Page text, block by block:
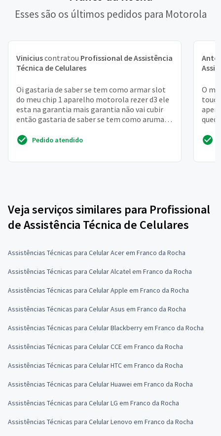
Esses são os últimos pedidos para Motorola
Viniciuscontratou Profissional de Assistência
Técnica de Celulares
Oi gastaria de saber se tem como armar slot
do meu chip 1 aparelho motorola rezer d3 ele
esta na garantia mais garantia não vai cubir
então gastaria de saber se tem como arumar
Pedido atendido
O
Veja serviços similares para Profissional
de Assistência Técnica de Celulares
Assistências Técnicas para Celular Acer em Franco da Rocha
Assistências Técnicas para Celular Alcatel em Franco da Rocha
Assistências Técnicas para Celular Apple em Franco da Rocha
Assistências Técnicas para Celular Asus em Franco da Rocha
Assistências Técnicas para Celular Blackberry em Franco da Rocha
Assistências Técnicas para Celular CCE em Franco da Rocha
Assistências Técnicas para Celular HTC em Franco da Rocha
Assistências Técnicas para Celular Huawei em Franco da Rocha
Assistências Técnicas para Celular LG em Franco da Rocha
Assistências Técnicas para Celular Lenovo em Franco da Rocha